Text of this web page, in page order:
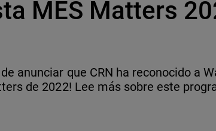
MES Matters
anunciar que CRN ha reconocido a
de 2022! Lee más sobre este